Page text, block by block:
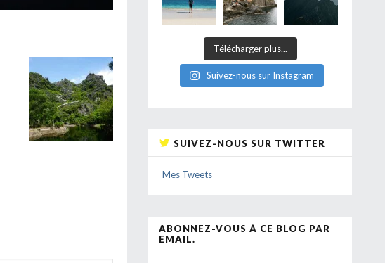
Télécharger plus...
Suivez-nous sur Instagram
SUIVEZ-NOUS SUR TWITTER
Mes Tweets
ABONNEZ-VOUS À CE BLOG PAR
EMAIL.